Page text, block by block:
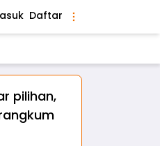
Daftar
pilihan,